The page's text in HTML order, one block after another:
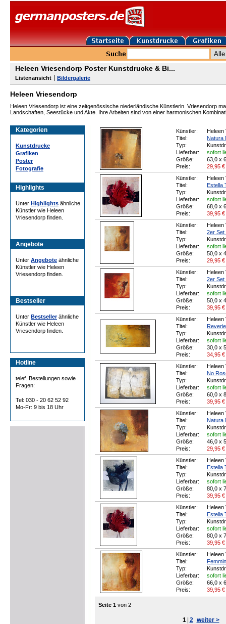
Heleen Vriesendorp Poster Kunstdrucke & Bi...
Listenansicht Bildergalerie
Heleen Vriesendorp
Heleen Vriesendorp ist eine zeitgenössische niederländische Künstlerin. Vriesendorp
Landschaften, Seestücke und Akte. Ihre Arbeiten sind von einer harmonischen
Kategorien
Kunstdrucke
Grafiken
Poster
Fotografie
Highlights
Unter Highlights ähnliche
Künstler wie Heleen
Vriesendorp finden.
Angebote
Unter Angebote ähnliche
Künstler wie Heleen
Vriesendorp finden.
Bestseller
Unter Bestsellerähnliche
Künstler wie Heleen
Vriesendorp finden.
Hotline
telef. Bestellungen sowie
Fragen:
Tel: 030 - 20 62 52 92
Mo-Fr: 9 bis 18 Uhr
Künstler:
Heleen
Titel:
Natura
Typ:
Lieferbar:
sofort
Größe:
63,0 x
Preis:
29,95 €
Künstler:
Heleen
Titel:
Estella
Typ:
Lieferbar:
sofort
Größe:
68,0 x
Preis:
39,95 €
Künstler:
Heleen
Titel:
2er Set
Typ:
Lieferbar:
sofort
Größe:
50,0 x
Preis:
29,95 €
Künstler:
Heleen
Titel:
2er Set
Typ:
Lieferbar:
sofort
Größe:
50,0 x
Preis:
39,95 €
Künstler:
Heleen
Titel:
Typ:
Lieferbar:
sofort
Größe:
30,0 x
Preis:
34,95 €
Künstler:
Heleen
Titel:
No
Typ:
Lieferbar:
sofort
Größe:
60,0 x
Preis:
39,95 €
Künstler:
Heleen
Titel:
Natura
Typ:
Lieferbar:
sofort
Größe:
46,0 x
Preis:
29,95 €
Künstler:
Heleen
Titel:
Estella
Typ:
Lieferbar:
sofort
Größe:
80,0 x
Preis:
39,95 €
Künstler:
Heleen
Titel:
Estella
Typ:
Lieferbar:
sofort
Größe:
80,0 x
Preis:
39,95 €
Künstler:
Heleen
Titel:
Typ:
Lieferbar:
sofort
Größe:
66,0 x
Preis:
39,95 €
Seite 1 von 2
1 2 weiter >